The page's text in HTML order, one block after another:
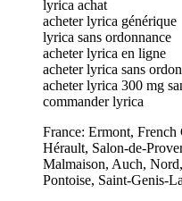
lyrica achat
acheter lyrica générique
lyrica sans ordonnance
acheter lyrica en ligne
acheter lyrica sans
acheter lyrica 300 mg
commander lyrica
France: Ermont,
Hérault, Salon-de-
Malmaison, Auch,
Pontoise, Saint-Genis-